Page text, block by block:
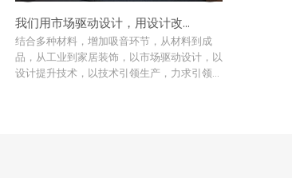
我们用市场驱动设计，用设计改进技术
结合多种材料，增加吸音环节，从材料到成
品，从工业到家居装饰，以市场驱动设计，以
设计提升技术，以技术引领生产，力求引领创